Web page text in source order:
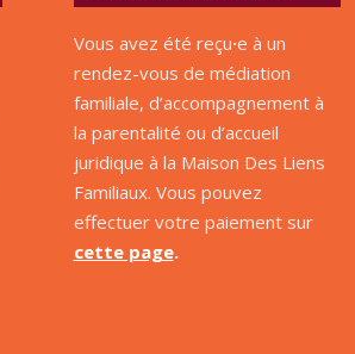
Vous avez été reçu·e à un
rendez-vous de médiation
familiale, d’accompagnement à
la parentalité ou d’accueil
juridique à la Maison Des Liens
Familiaux. Vous pouvez
effectuer votre paiement sur
cette page.